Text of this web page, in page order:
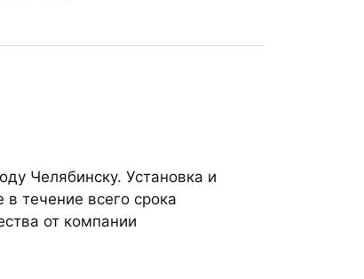
Челябинску. Установка и
течение всего срока
от компании